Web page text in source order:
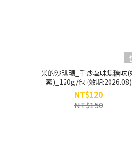
米的沙琪瑪_手炒塩味焦糖味(
素)_120g/包 (效期:2026.08)
NT$120
NT$150